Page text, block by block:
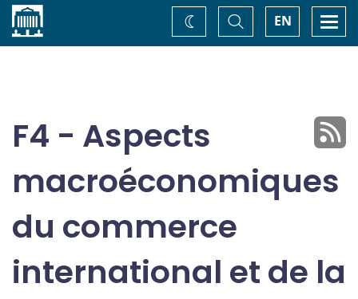
Accueil EN
Basculer
la
recherche
Changez
de
F4 - Aspects
macroéconomiques
du commerce
international et de la